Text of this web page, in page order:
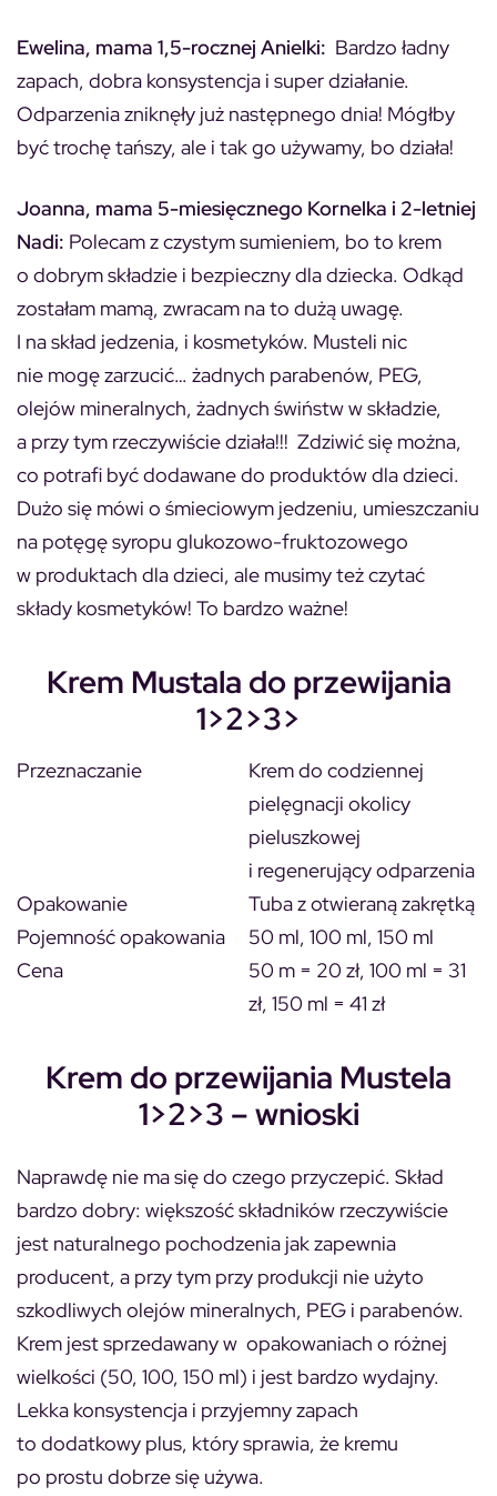
Ewelina, mama 1,5-rocznej Anielki: Bardzo ładny
zapach, dobra konsystencja i super działanie.
Odparzenia zniknęły już następnego dnia! Mógłby
być trochę tańszy, ale i tak go używamy, bo działa!
Joanna, mama 5-miesięcznego Kornelka i 2-letniej
Nadi: Polecam z czystym sumieniem, bo to krem
o dobrym składzie i bezpieczny dla dziecka. Odkąd
zostałam mamą, zwracam na to dużą uwagę.
I na skład jedzenia, i kosmetyków. Musteli nic
nie mogę zarzucić… żadnych parabenów, PEG,
olejów mineralnych, żadnych świństw w składzie,
a przy tym rzeczywiście działa!!! Zdziwić się można,
co potrafi być dodawane do produktów dla dzieci.
Dużo się mówi o śmieciowym jedzeniu, umieszczaniu
na potęgę syropu glukozowo-fruktozowego
w produktach dla dzieci, ale musimy też czytać
składy kosmetyków! To bardzo ważne!
Krem Mustala do przewijania
1>2>3>
Przeznaczanie
Krem do codziennej
pielęgnacji okolicy
pieluszkowej
i regenerujący odparzenia
Opakowanie
Tuba z otwieraną zakrętką
Pojemność opakowania
50 ml, 100 ml, 150 ml
Cena
50 m = 20 zł, 100 ml = 31
zł, 150 ml = 41 zł
Krem do przewijania Mustela
1>2>3 – wnioski
Naprawdę nie ma się do czego przyczepić. Skład
bardzo dobry: większość składników rzeczywiście
jest naturalnego pochodzenia jak zapewnia
producent, a przy tym przy produkcji nie użyto
szkodliwych olejów mineralnych, PEG i parabenów.
Krem jest sprzedawany w opakowaniach o różnej
wielkości (50, 100, 150 ml) i jest bardzo wydajny.
Lekka konsystencja i przyjemny zapach
to dodatkowy plus, który sprawia, że kremu
po prostu dobrze się używa.